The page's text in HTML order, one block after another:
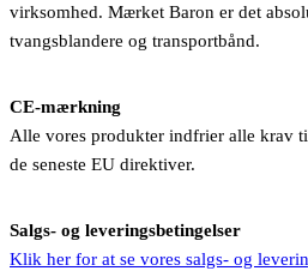
virksomhed. Mærket Baron er det
tvangsblandere og transportbånd.
CE-mærkning
Alle vores produkter indfrier alle krav
de seneste EU direktiver.
Salgs- og leveringsbetingelser
Klik her for at se vores salgs- og